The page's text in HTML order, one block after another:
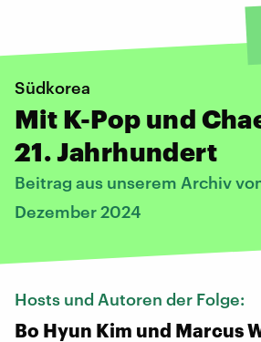
Südkorea
Mit K-Pop und
21. Jahrhundert
Beitrag aus unserem Archiv
Dezember 2024
Hosts und Autoren der Folge:
Bo Hyun Kim und Marcus